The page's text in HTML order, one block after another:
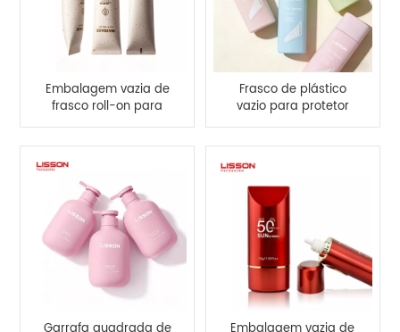
Embalagem vazia de
frasco roll-on para
cabelo
Frasco de plástico
vazio para protetor
solar com tampa de